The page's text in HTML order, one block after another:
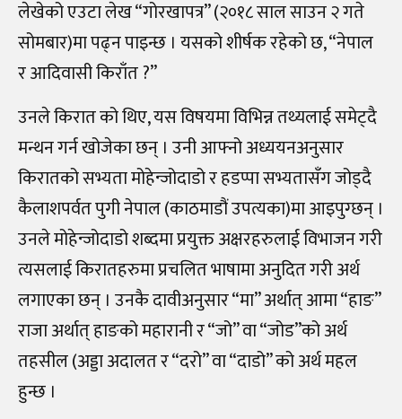
लेखेको एउटा लेख “गोरखापत्र” (२०१८ साल साउन २ गते
सोमबार)मा पढ्न पाइन्छ । यसको शीर्षक रहेको छ, “नेपाल
र आदिवासी किराँत ?”
उनले किरात को थिए, यस विषयमा विभिन्न तथ्यलाई समेट्दै
मन्थन गर्न खोजेका छन् । उनी आफ्नो अध्ययनअनुसार
किरातको सभ्यता मोहेन्जोदाडो र हडप्पा सभ्यतासँग जोड्दै
कैलाशपर्वत पुगी नेपाल (काठमाडौं उपत्यका)मा आइपुग्छन् ।
उनले मोहेन्जोदाडो शब्दमा प्रयुक्त अक्षरहरुलाई विभाजन गरी
त्यसलाई किरातहरुमा प्रचलित भाषामा अनुदित गरी अर्थ
लगाएका छन् । उनकै दावीअनुसार “मा” अर्थात् आमा “हाङ”
राजा अर्थात् हाङको महारानी र “जो” वा “जोड”को अर्थ
तहसील (अड्डा अदालत र “दरो” वा “दाडो” को अर्थ महल
हुन्छ ।